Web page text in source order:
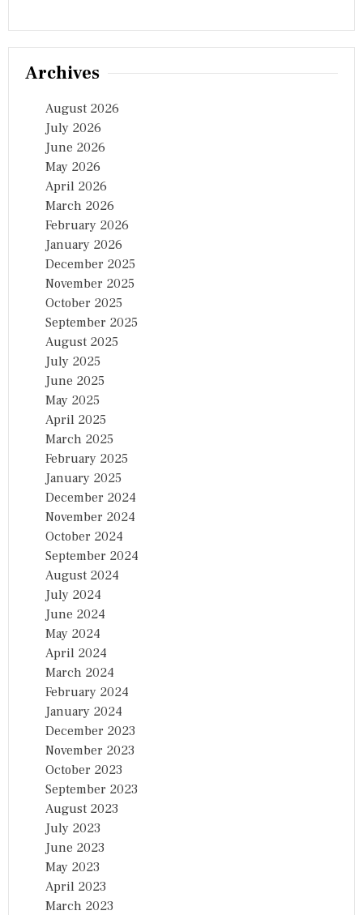
Archives
August 2026
July 2026
June 2026
May 2026
April 2026
March 2026
February 2026
January 2026
December 2025
November 2025
October 2025
September 2025
August 2025
July 2025
June 2025
May 2025
April 2025
March 2025
February 2025
January 2025
December 2024
November 2024
October 2024
September 2024
August 2024
July 2024
June 2024
May 2024
April 2024
March 2024
February 2024
January 2024
December 2023
November 2023
October 2023
September 2023
August 2023
July 2023
June 2023
May 2023
April 2023
March 2023